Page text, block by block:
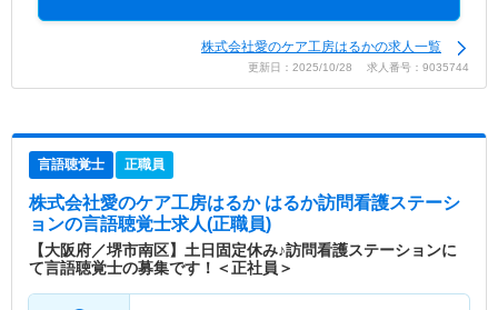
株式会社愛のケア工房はるかの求人一覧
更新日：2025/10/28 求人番号：9035744
言語聴覚士 正職員
株式会社愛のケア工房はるか はるか訪問看護ステーシ
ョンの言語聴覚士求人(正職員)
【大阪府／堺市南区】土日固定休み♪訪問看護ステーションに
て言語聴覚士の募集です！＜正社員＞